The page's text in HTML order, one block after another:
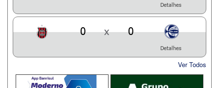
Detalhes
0 x 0
Detalhes
Ver Todos